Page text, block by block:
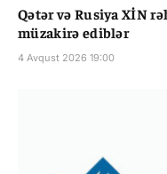
Qətər və Rusiya XİN
müzakirə ediblər
4 Avqust 2026 19:00